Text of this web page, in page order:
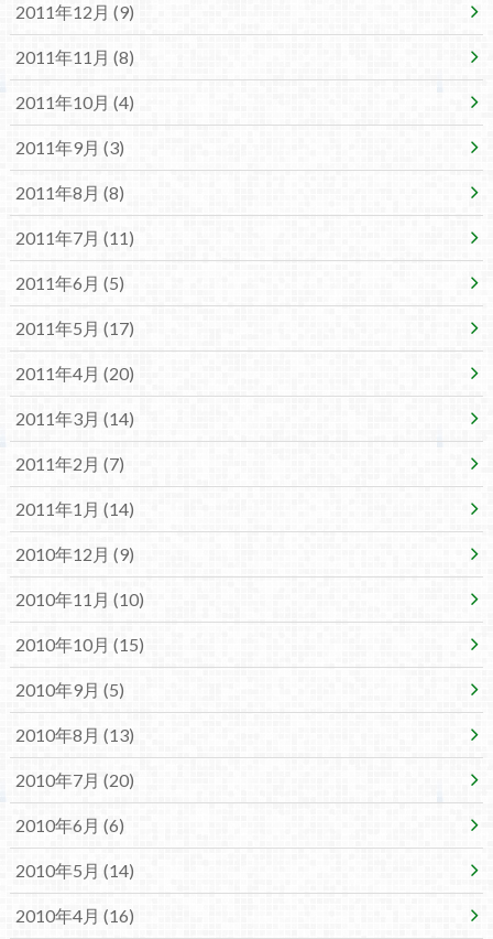
2011年12月 (9)
2011年11月 (8)
2011年10月 (4)
2011年9月 (3)
2011年8月 (8)
2011年7月 (11)
2011年6月 (5)
2011年5月 (17)
2011年4月 (20)
2011年3月 (14)
2011年2月 (7)
2011年1月 (14)
2010年12月 (9)
2010年11月 (10)
2010年10月 (15)
2010年9月 (5)
2010年8月 (13)
2010年7月 (20)
2010年6月 (6)
2010年5月 (14)
2010年4月 (16)